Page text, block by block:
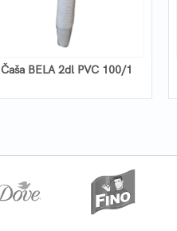
Čaša BELA 2dl PVC 100/1